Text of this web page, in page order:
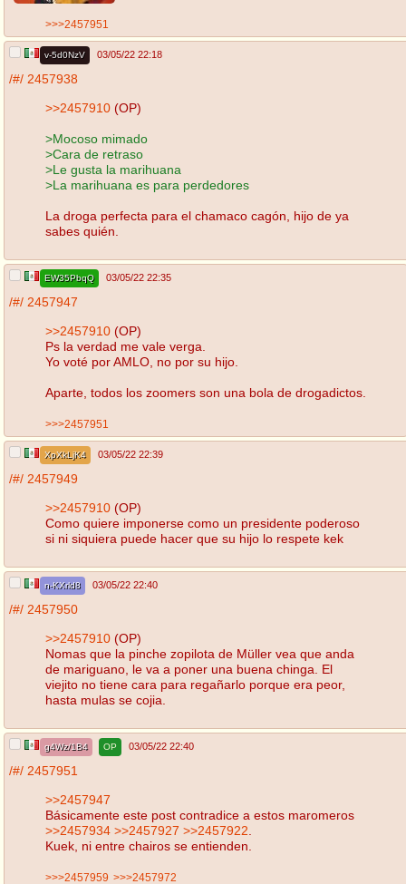
>>>2457951
v-5d0NzV 03/05/22 22:18
/#/ 2457938
>>2457910 (OP)
>Mocoso mimado
>Cara de retraso
>Le gusta la marihuana
>La marihuana es para perdedores
La droga perfecta para el chamaco cagón, hijo de ya
sabes quién.
EW35PbqQ 03/05/22 22:35
/#/ 2457947
>>2457910 (OP)
Ps la verdad me vale verga.
Yo voté por AMLO, no por su hijo.
Aparte, todos los zoomers son una bola de drogadictos.
>>>2457951
XpXkLjK4 03/05/22 22:39
/#/ 2457949
>>2457910 (OP)
Como quiere imponerse como un presidente poderoso
si ni siquiera puede hacer que su hijo lo respete kek
n-KXrld8 03/05/22 22:40
/#/ 2457950
>>2457910 (OP)
Nomas que la pinche zopilota de Müller vea que anda
de mariguano, le va a poner una buena chinga. El
viejito no tiene cara para regañarlo porque era peor,
hasta mulas se cojia.
g4Wz/1B4 OP 03/05/22 22:40
/#/ 2457951
>>2457947
Básicamente este post contradice a estos maromeros
>>2457934 >>2457927 >>2457922
Kuek, ni entre chairos se entienden.
>>>2457959 >>>2457972